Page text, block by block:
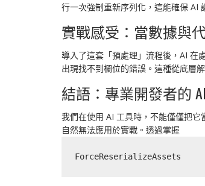
行一次強制重新序列化，這能確保 AI
實戰感受：當數據與
導入了這套「預處理」流程後，AI 在
出現找不到欄位的錯誤。這種從底層
結語：專業開發者的
我們在使用 AI 工具時，不能僅僅把
自然無法應用於實戰。透過掌握
ForceReserializeAssets